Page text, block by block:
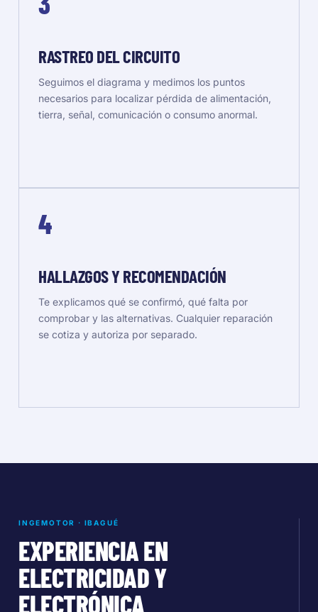
RASTREO DEL CIRCUITO
Seguimos el diagrama y medimos los puntos
necesarios para localizar pérdida de alimentación,
tierra, señal, comunicación o consumo anormal.
4
HALLAZGOS Y RECOMENDACIÓN
Te explicamos qué se confirmó, qué falta por
comprobar y las alternativas. Cualquier reparación
se cotiza y autoriza por separado.
INGEMOTOR · IBAGUÉ
EXPERIENCIA EN
ELECTRICIDAD Y
ELECTRÓNICA